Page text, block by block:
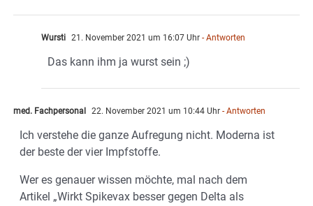
Wursti 21. November 2021 um 16:07 Uhr - Antworten
Das kann ihm ja wurst sein ;)
med. Fachpersonal 22. November 2021 um 10:44 Uhr - Antworten
Ich verstehe die ganze Aufregung nicht. Moderna ist
der beste der vier Impfstoffe.
Wer es genauer wissen möchte, mal nach dem
Artikel „Wirkt Spikevax besser gegen Delta als